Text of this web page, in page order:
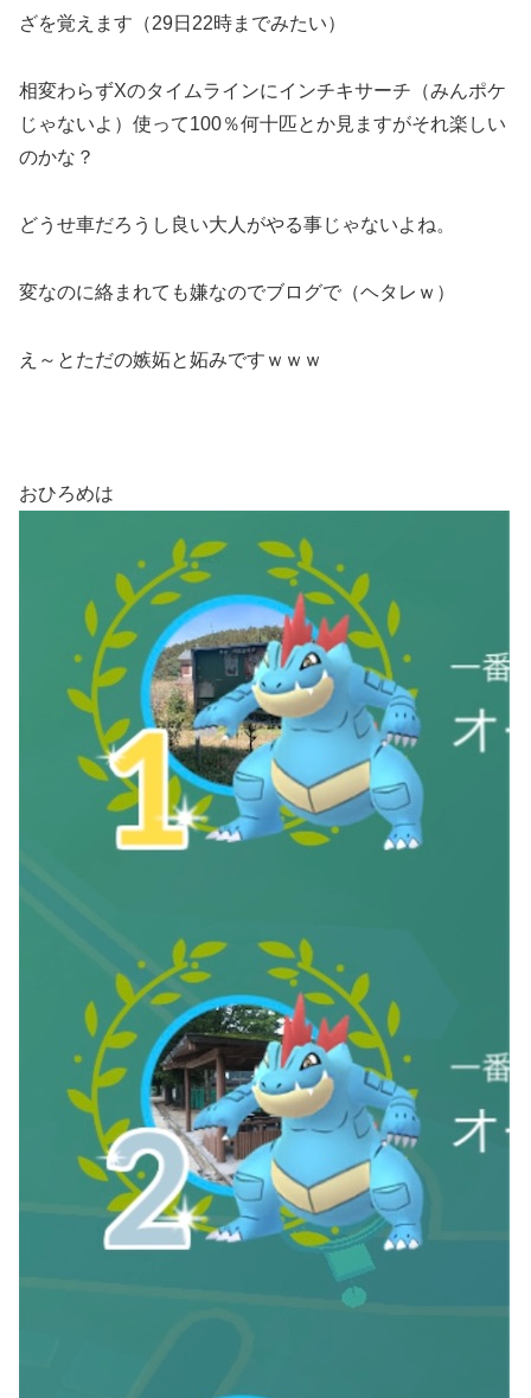
ざを覚えます（29日22時までみたい）
相変わらずXのタイムラインにインチキサーチ（みんポケ
じゃないよ）使って100％何十匹とか見ますがそれ楽しい
のかな？
どうせ車だろうし良い大人がやる事じゃないよね。
変なのに絡まれても嫌なのでブログで（ヘタレｗ）
え～とただの嫉妬と妬みですｗｗｗ
おひろめは